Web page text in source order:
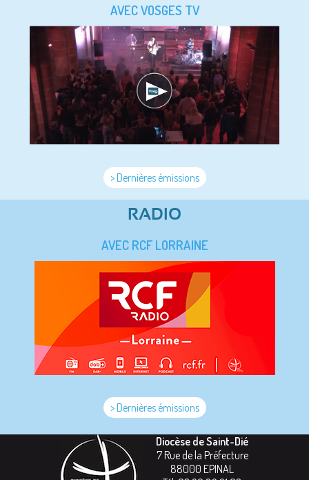
AVEC VOSGES TV
> Dernières émissions
RADIO
AVEC RCF LORRAINE
> Dernières émissions
Diocèse de Saint-Dié
7 Rue de la Préfecture
88000 EPINAL